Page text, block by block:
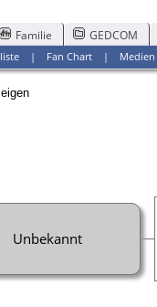
Familie GEDCOM
| Fan Chart | Medien
Unbekannt